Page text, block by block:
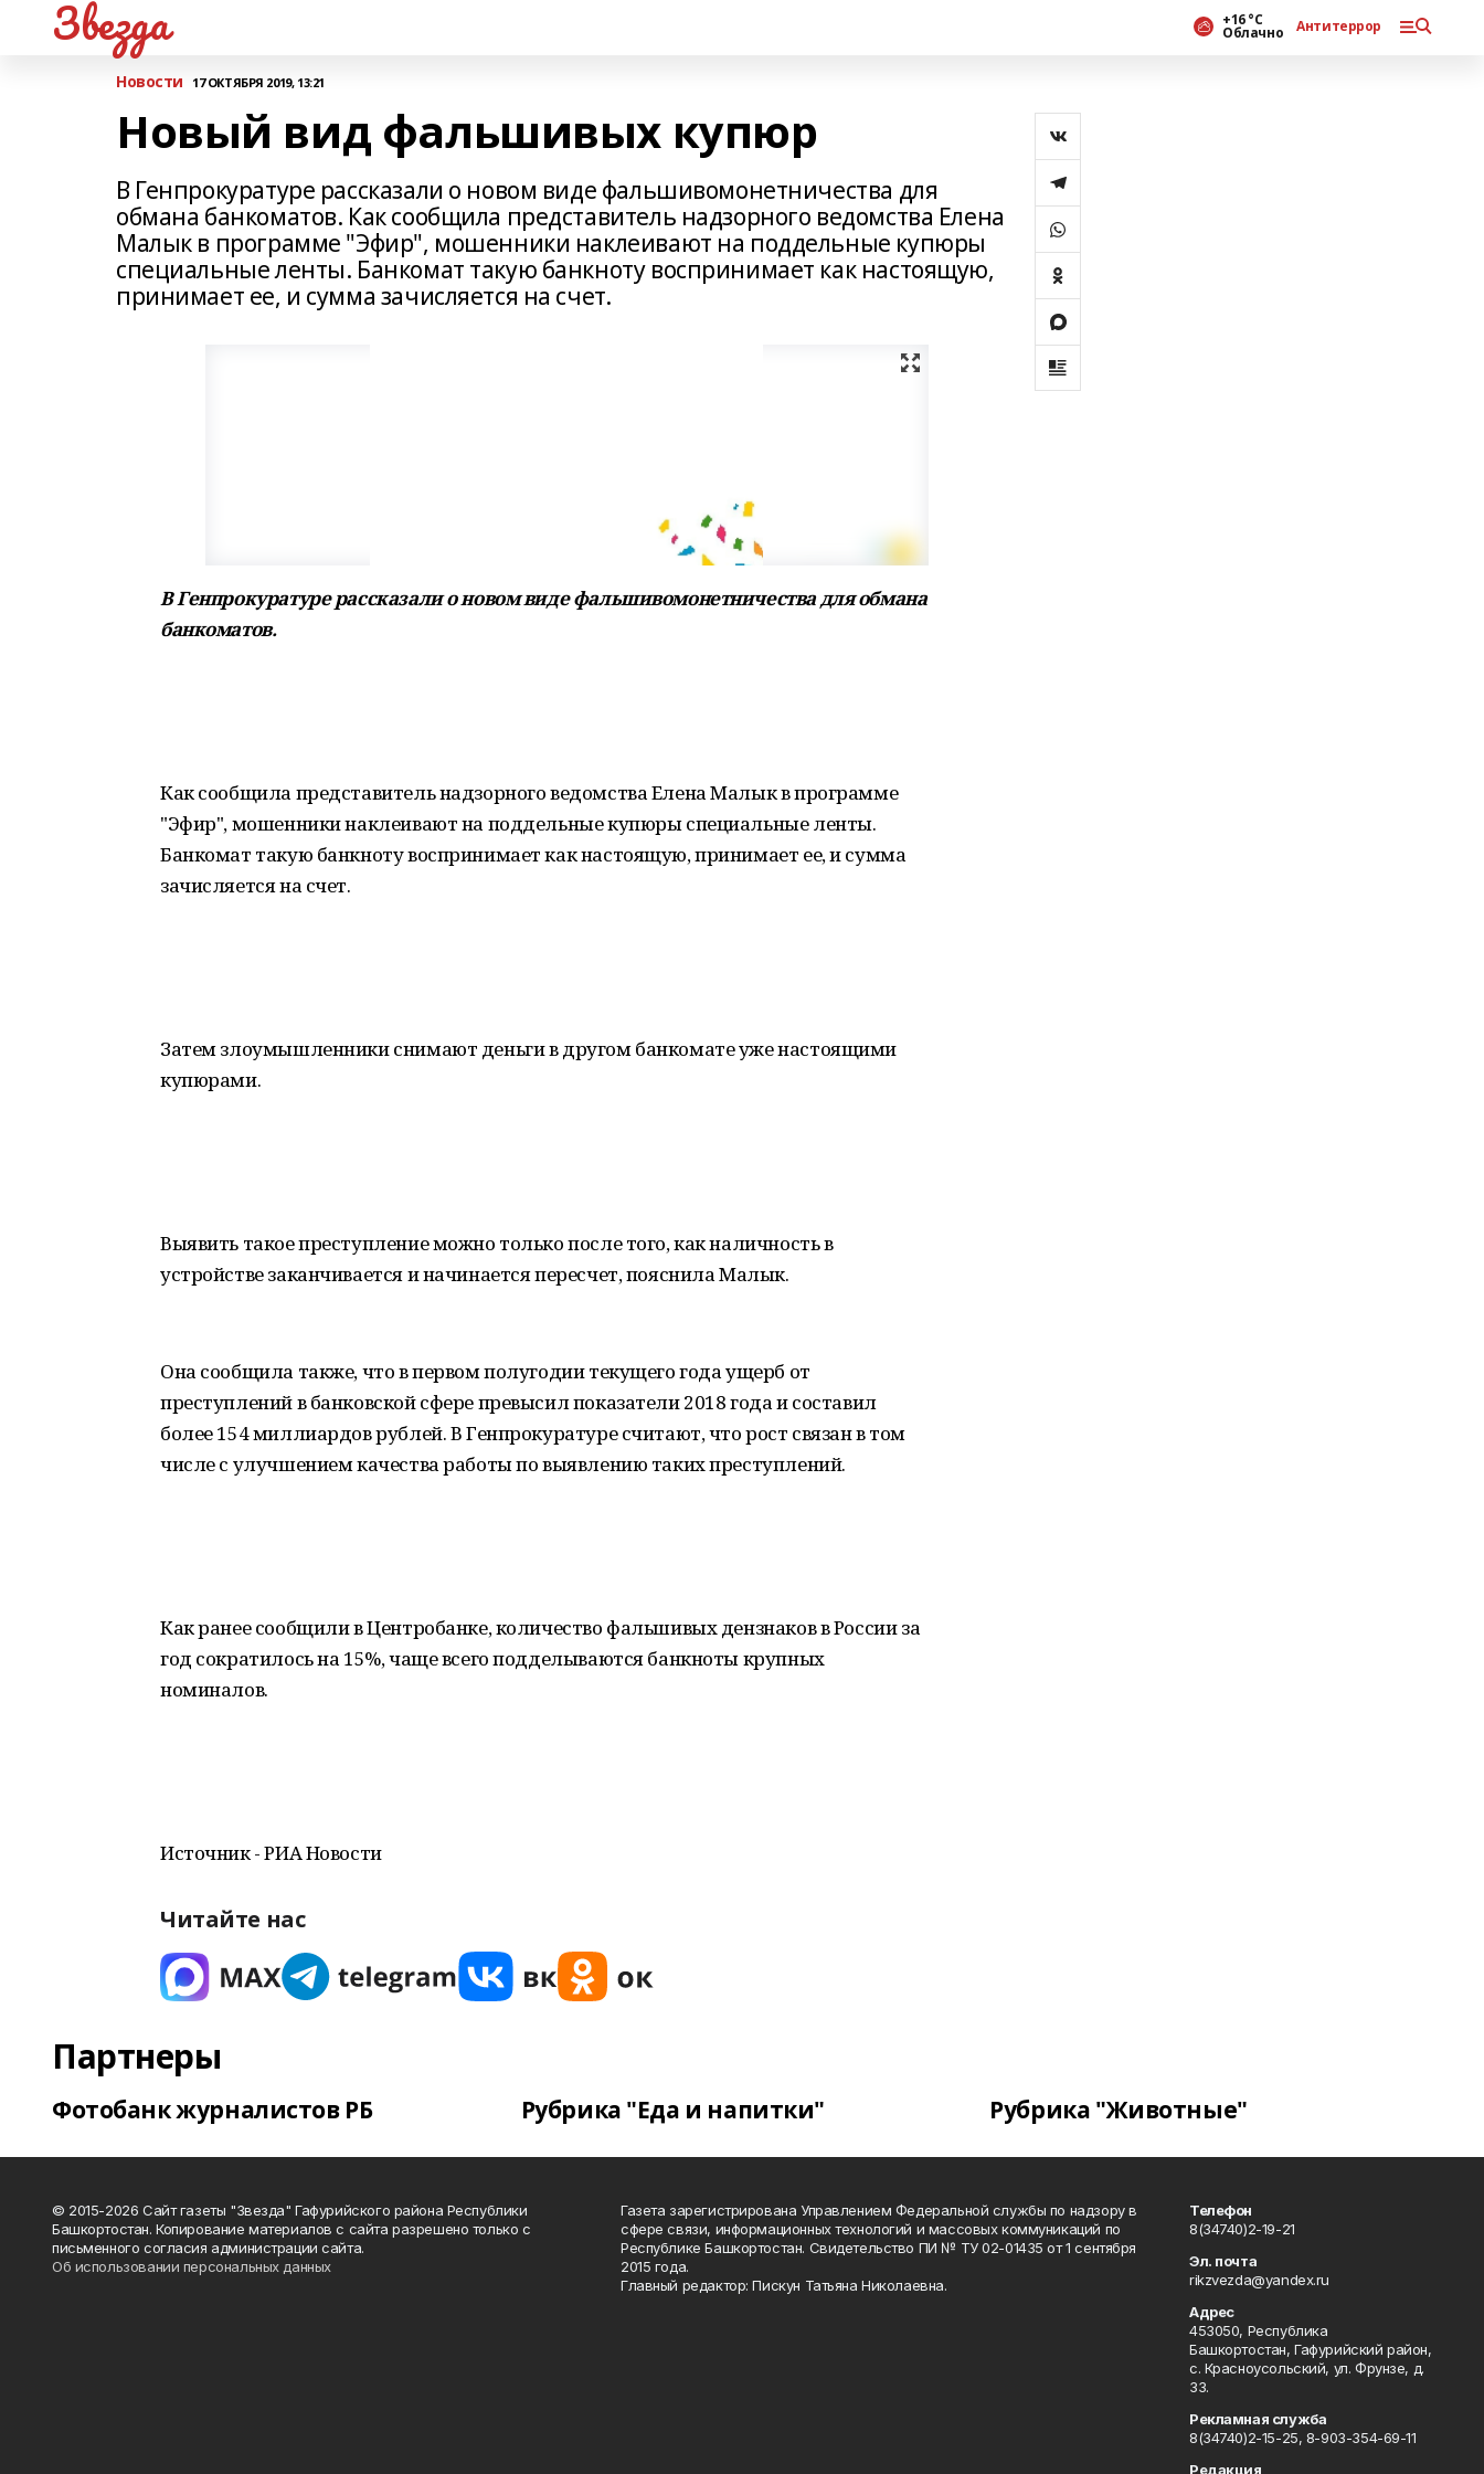
Звезда +16 °С
Облачно Антитеррор
Новости 17 ОКТЯБРЯ 2019, 13:21
Новый вид фальшивых купюр
В Генпрокуратуре рассказали о новом виде фальшивомонетничества для
обмана банкоматов. Как сообщила представитель надзорного ведомства Елена
Малык в программе "Эфир", мошенники наклеивают на поддельные купюры
специальные ленты. Банкомат такую банкноту воспринимает как настоящую,
принимает ее, и сумма зачисляется на счет.
В Генпрокуратуре рассказали о новом виде фальшивомонетничества для обмана
банкоматов.
Как сообщила представитель надзорного ведомства Елена Малык в программе
"Эфир", мошенники наклеивают на поддельные купюры специальные ленты.
Банкомат такую банкноту воспринимает как настоящую, принимает ее, и сумма
зачисляется на счет.
Затем злоумышленники снимают деньги в другом банкомате уже настоящими
купюрами.
Выявить такое преступление можно только после того, как наличность в
устройстве заканчивается и начинается пересчет, пояснила Малык.
Она сообщила также, что в первом полугодии текущего года ущерб от
преступлений в банковской сфере превысил показатели 2018 года и составил
более 154 миллиардов рублей. В Генпрокуратуре считают, что рост связан в том
числе с улучшением качества работы по выявлению таких преступлений.
Как ранее сообщили в Центробанке, количество фальшивых дензнаков в России за
год сократилось на 15%, чаще всего подделываются банкноты крупных
номиналов.
Источник - РИА Новости
Читайте нас
Партнеры
Фотобанк журналистов РБ Рубрика "Еда и напитки" Рубрика "Животные"
© 2015-2026 Сайт газеты "Звезда" Гафурийского района Республики
Башкортостан. Копирование материалов с сайта разрешено только с
письменного согласия администрации сайта.
Об использовании персональных данных
Газета зарегистрирована Управлением Федеральной службы по надзору в
сфере связи, информационных технологий и массовых коммуникаций по
Республике Башкортостан. Свидетельство ПИ № ТУ 02-01435 от 1 сентября
2015 года.
Главный редактор: Пискун Татьяна Николаевна.
Телефон
8(34740)2-19-21
Эл. почта
rikzvezda@yandex.ru
Адрес
453050, Республика
Башкортостан, Гафурийский район,
с. Красноусольский, ул. Фрунзе, д.
33.
Рекламная служба
8(34740)2-15-25, 8-903-354-69-11
Редакция